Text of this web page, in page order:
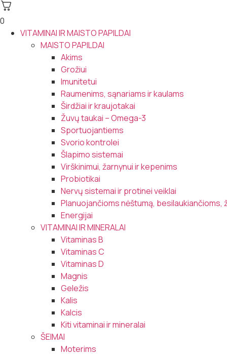
0
VITAMINAI IR MAISTO PAPILDAI
MAISTO PAPILDAI
Akims
Grožiui
Imunitetui
Raumenims, sąnariams ir kaulams
Širdžiai ir kraujotakai
Žuvų taukai – Omega-3
Sportuojantiems
Svorio kontrolei
Šlapimo sistemai
Virškinimui, žarnynui ir kepenims
Probiotikai
Nervų sistemai ir protinei veiklai
Planuojančioms nėštumą, besilaukiančioms,
Energijai
VITAMINAI IR MINERALAI
Vitaminas B
Vitaminas C
Vitaminas D
Magnis
Geležis
Kalis
Kalcis
Kiti vitaminai ir mineralai
ŠEIMAI
Moterims